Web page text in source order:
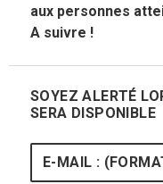
aux personnes
A suivre !
SOYEZ ALERTÉ
SERA DISPONIBLE
E-mail